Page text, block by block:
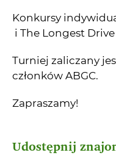
Konkursy
i The Longest Drive
Turniej zaliczany
członków ABGC.
Zapraszamy!
Udostępnij